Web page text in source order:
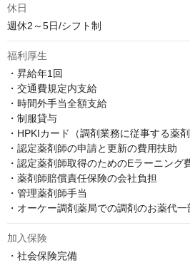
休日
週休2～5日/シフト制
福利厚生
・昇給年1回
・交通費規定内支給
・時間外手当全額支給
・制服貸与
・HPKIカード（調剤業務に従事する薬剤
・認定薬剤師の申請と更新の費用扶助
・認定薬剤師取得のためのEラーニング
・薬剤師賠償責任保険の会社負担
・管理薬剤師手当
・オーケー調剤薬局での調剤のお薬代一
加入保険
・社会保険完備